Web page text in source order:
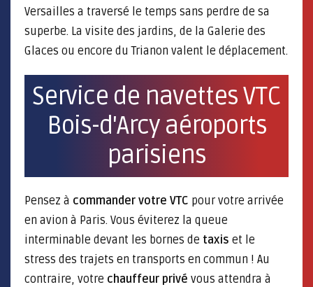
Versailles a traversé le temps sans perdre de sa
superbe. La visite des jardins, de la Galerie des
Glaces ou encore du Trianon valent le déplacement.
Service de navettes VTC
Bois-d'Arcy aéroports
parisiens
Pensez à commander votre VTC pour votre arrivée
en avion à Paris. Vous éviterez la queue
interminable devant les bornes de taxis et le
stress des trajets en transports en commun ! Au
contraire, votre chauffeur privé vous attendra à